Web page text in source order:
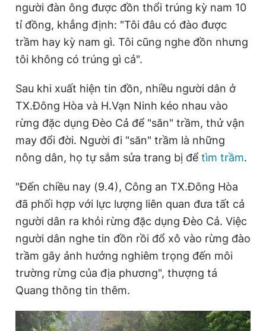
người đàn ông được đồn thổi trúng kỳ nam 10
tỉ đồng, khẳng định: "Tôi đâu có đào được
trầm hay kỳ nam gì. Tôi cũng nghe đồn nhưng
tôi không có trúng gì cả".
Sau khi xuất hiện tin đồn, nhiều người dân ở
TX.Đông Hòa và H.Vạn Ninh kéo nhau vào
rừng đặc dụng Đèo Cả để "săn" trầm, thử vận
may đổi đời. Người đi "săn" trầm là những
nông dân, họ tự sắm sửa trang bị để tìm trầm.
"Đến chiều nay (9.4), Công an TX.Đông Hòa
đã phối hợp với lực lượng liên quan đưa tất cả
người dân ra khỏi rừng đặc dụng Đèo Cả. Việc
người dân nghe tin đồn rồi đổ xô vào rừng đào
trầm gây ảnh hưởng nghiêm trọng đến môi
trường rừng của địa phương", thượng tá
Quang thông tin thêm.